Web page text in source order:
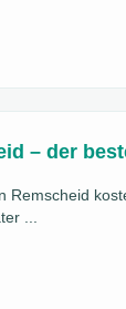
– der
Remscheid
...